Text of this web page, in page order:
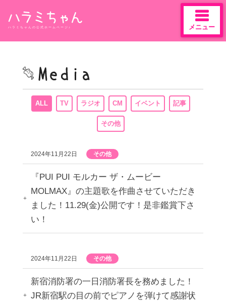
content
ハラミちゃんの公式ホームページ♪ メニュー
ALL TV ラジオ CM イベント 記事
その他
2024年11月22日 その他
『PUI PUI モルカー ザ・ムービー
MOLMAX』の主題歌を作曲させていただき
ました！11.29(金)公開です！是非鑑賞下さ
い！
2024年11月22日 その他
新宿消防署の一日消防署長を務めました！
JR新宿駅の目の前でピアノを弾けて感謝状